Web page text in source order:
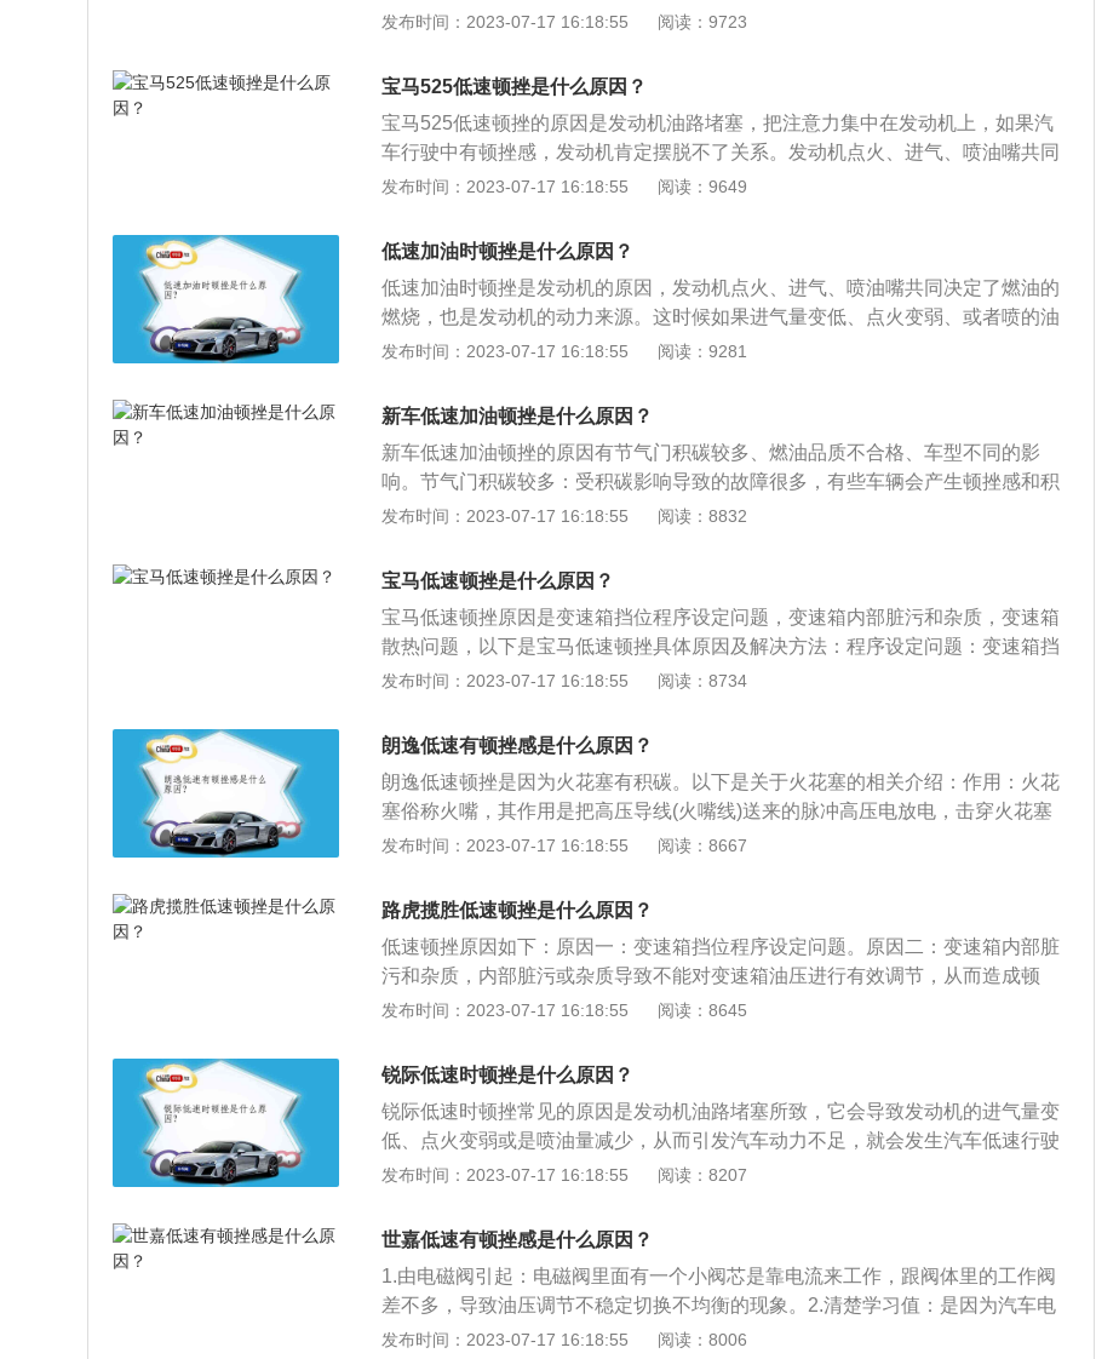
者喷的油变少，动力就会不足，导致产生顿挫感。变速箱油脏：导致电磁阀损
题，时间久就会导致变速箱高温、冲击、打滑等等一系列的变速箱问题。磨合期
间：汽车行驶中有轻微顿挫感属于正常情况，因为那时车辆动力输出和部件的咬
合都不是最佳水平，加上变速箱电脑有自学习机制，需要不断调整油压以供换
挡。
发布时间：2023-07-17 16:18:55 阅读：9723
宝马525低速顿挫是什么原因？
宝马525低速顿挫的原因是发动机油路堵塞，把注意力集中在发动机上，如果汽
车行驶中有顿挫感，发动机肯定摆脱不了关系。发动机点火、进气、喷油嘴共同
决定了燃油的燃烧，也是发动机的动力来源。这时候如果进气量变低、点火变
车起步出现顿挫属于正常情况。如果行驶中想要急加速，需要深踩油门，这时自
动变速箱会自动降低挡位提升发动机转速，当转速达到一定高度时再升挡，升挡
后因为转速会有一个明显的下降，所以会产生相对比较明显的顿挫感。
发布时间：2023-07-17 16:18:55 阅读：9649
低速加油时顿挫是什么原因？
低速加油时顿挫是发动机的原因，发动机点火、进气、喷油嘴共同决定了燃油的
燃烧，也是发动机的动力来源。这时候如果进气量变低、点火变弱、或者喷的油
变少，动力就会不足，也就产生了顿挫感，自动挡汽车起步出现顿挫属于正常情
升发动机转速，当转速达到一定高度时再升挡，升挡后因为转速会有一个明显的
下降，所以会产生相对比较明显的顿挫感。
发布时间：2023-07-17 16:18:55 阅读：9281
新车低速加油顿挫是什么原因？
新车低速加油顿挫的原因有节气门积碳较多、燃油品质不合格、车型不同的影
响。节气门积碳较多：受积碳影响导致的故障很多，有些车辆会产生顿挫感和积
碳有关系，建议平时注意清理积碳。燃油品质不合格：燃油品质不合格或者不匹
会产生顿挫感，油门踩得越深，顿挫感越大；自动挡加油升档时会有轻微顿挫
感，大油门强制降档再升档时，感觉较明显。
发布时间：2023-07-17 16:18:55 阅读：8832
宝马低速顿挫是什么原因？
宝马低速顿挫原因是变速箱挡位程序设定问题，变速箱内部脏污和杂质，变速箱
散热问题，以下是宝马低速顿挫具体原因及解决方法：程序设定问题：变速箱挡
位程序设定问题。变速箱内部脏污和杂质。内部脏污或杂质导致不能对变速箱油
速箱异常高温，从而影响变速箱油的性能，而且如果温度超过120度变速箱的橡
胶密封材料会变硬，造成变速箱渗漏，从而影响油压，造成顿挫。解决方法：检
查变速箱的温度是不是正常，如果不正常，检查变速箱散热系统。对变速箱电脑
进行重新编程。更换变速箱油，特别是6万以上的老车。检查变速箱内部阀体是
否有损坏。
发布时间：2023-07-17 16:18:55 阅读：8734
朗逸低速有顿挫感是什么原因？
朗逸低速顿挫是因为火花塞有积碳。以下是关于火花塞的相关介绍：作用：火花
塞俗称火嘴，其作用是把高压导线(火嘴线)送来的脉冲高压电放电，击穿火花塞
两个电极间空气，产生电火花以此引燃气缸内的混合气体。主要类型：主要有准
火型火花塞等。火花塞与点火系统和供油系统配合使发动机作功，在很大程度上
共同决定着发动机的性能。
发布时间：2023-07-17 16:18:55 阅读：8667
路虎揽胜低速顿挫是什么原因？
低速顿挫原因如下：原因一：变速箱挡位程序设定问题。原因二：变速箱内部脏
污和杂质，内部脏污或杂质导致不能对变速箱油压进行有效调节，从而造成顿
挫。原因三：变速箱散热问题，变速箱散热不良，会导致变速箱异常高温，从而
路、喷油嘴、油路、油管。方法二：自动挡的车起步出现顿挫正常情况，这种情
况多出现在档位较少的自动挡车型上，如4档自动的车型上。方法三：自动启停
加双离合变速箱，本身就有这个问题。方法四：点火不正常，更换火花塞或者高
压包。
发布时间：2023-07-17 16:18:55 阅读：8645
锐际低速时顿挫是什么原因？
锐际低速时顿挫常见的原因是发动机油路堵塞所致，它会导致发动机的进气量变
低、点火变弱或是喷油量减少，从而引发汽车动力不足，就会发生汽车低速行驶
发生顿挫感。其它顿挫感的原因：1、升档顿挫:变速箱的响应速度不够快，升档
降档顿挫:因为能量回收系统的介入，一旦驾驶者松开油门踏板或踩下制动踏板，
发电机会立即开始工作，就会搭上发动机，给发动机造成一些负担，影响发动机
的转速，使发动机转速与离合器片转速不同步，然后就会产生顿挫感。
发布时间：2023-07-17 16:18:55 阅读：8207
世嘉低速有顿挫感是什么原因？
1.由电磁阀引起：电磁阀里面有一个小阀芯是靠电流来工作，跟阀体里的工作阀
差不多，导致油压调节不稳定切换不均衡的现象。2.清楚学习值：是因为汽车电
脑本身就会有学习驾驶的功能，并不是说在哪里能学习出来顿挫的表现，这个情
发布时间：2023-07-17 16:18:55 阅读：8006